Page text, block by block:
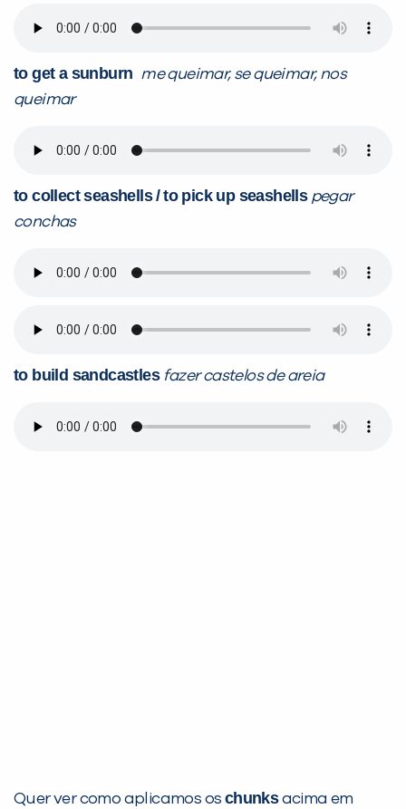
to get a sunburn me queimar, se queimar, nos
queimar
to collect seashells /to pick up seashellspegar
conchas
to build sandcastles fazer castelos de areia
Quer ver como aplicamos os chunksacima em